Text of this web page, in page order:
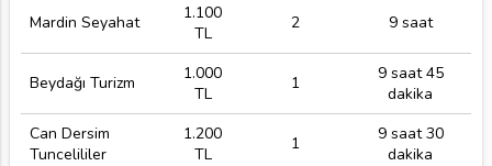
Mardin Seyahat
1.100
TL
2 9 saat
Beydağı Turizm
1.000
TL
1
9 saat 45
dakika
Can Dersim
Tuncelililer
1.200
TL
1
9 saat 30
dakika